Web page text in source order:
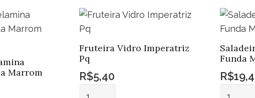
Marrom
Fruteira Vidro Imperatriz
Pq
R$5,40
Funda
R$